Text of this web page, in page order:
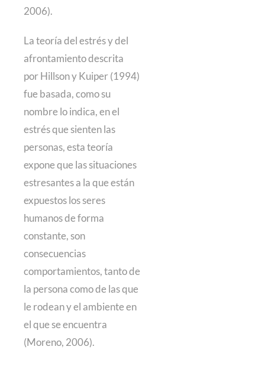
2006).
La teoría del estrés y del
afrontamiento descrita
por Hillson y Kuiper (1994)
fue basada, como su
nombre lo indica, en el
estrés que sienten las
personas, esta teoría
expone que las situaciones
estresantes a la que están
expuestos los seres
humanos de forma
constante, son
consecuencias
comportamientos, tanto de
la persona como de las que
le rodean y el ambiente en
el que se encuentra
(Moreno, 2006).